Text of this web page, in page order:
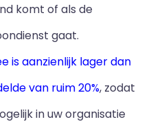
komt of als de
gaat.
is aanzienlijk lager dan
van ruim 20%, zodat
in uw organisatie